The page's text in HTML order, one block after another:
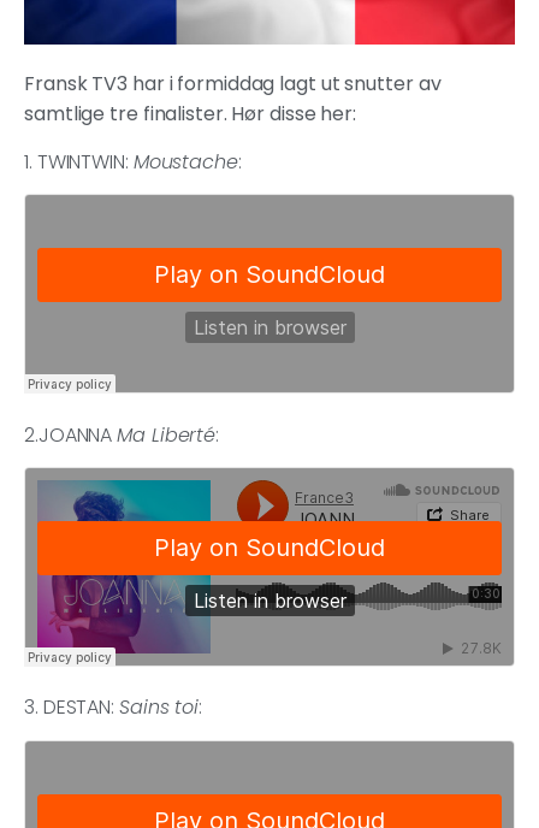
Fransk TV3 har i formiddag lagt ut snutter av
samtlige tre finalister. Hør disse her:
1. TWINTWIN: Moustache:
2.JOANNAMa Liberté:
3. DESTAN: Sains toi: